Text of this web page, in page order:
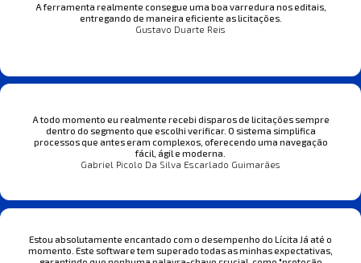
A ferramenta realmente consegue uma boa varredura nos editais,
entregando de maneira eficiente as licitações.
Gustavo Duarte Reis
A todo momento eu realmente recebi disparos de licitações sempre
dentro do segmento que escolhi verificar. O sistema simplifica
processos que antes eram complexos, oferecendo uma navegação
fácil, ágil e moderna.
Gabriel Picolo Da Silva Escarlado Guimarães
Estou absolutamente encantado com o desempenho do Lícita Já até o
momento. Este software tem superado todas as minhas expectativas,